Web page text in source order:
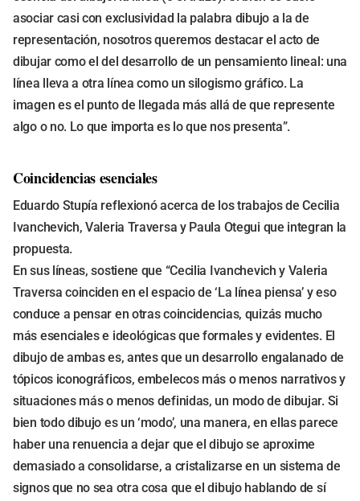
asociar casi con exclusividad la palabra dibujo a la de
representación, nosotros queremos destacar el acto de
dibujar como el del desarrollo de un pensamiento lineal: una
línea lleva a otra línea como un silogismo gráfico. La
imagen es el punto de llegada más allá de que represente
algo o no. Lo que importa es lo que nos presenta”.
Coincidencias esenciales
Eduardo Stupía reflexionó acerca de los trabajos de Cecilia
Ivanchevich, Valeria Traversa y Paula Otegui que integran la
propuesta.
En sus líneas, sostiene que “Cecilia Ivanchevich y Valeria
Traversa coinciden en el espacio de ‘La línea piensa’ y eso
conduce a pensar en otras coincidencias, quizás mucho
más esenciales e ideológicas que formales y evidentes. El
dibujo de ambas es, antes que un desarrollo engalanado de
tópicos iconográficos, embelecos más o menos narrativos y
situaciones más o menos definidas, un modo de dibujar. Si
bien todo dibujo es un ‘modo’, una manera, en ellas parece
haber una renuencia a dejar que el dibujo se aproxime
demasiado a consolidarse, a cristalizarse en un sistema de
signos que no sea otra cosa que el dibujo hablando de sí